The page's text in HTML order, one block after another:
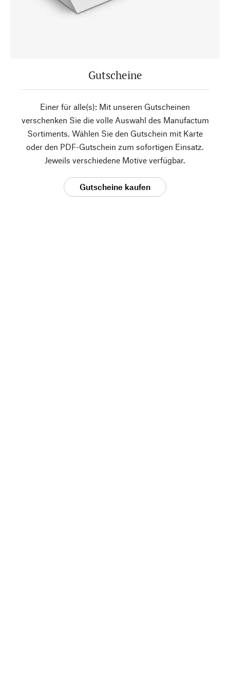
Gutscheine
Einer für alle(s): Mit unseren Gutscheinen
verschenken Sie die volle Auswahl des Manufactum
Sortiments. Wählen Sie den Gutschein mit Karte
oder den PDF-Gutschein zum sofortigen Einsatz.
Jeweils verschiedene Motive verfügbar.
Gutscheine kaufen